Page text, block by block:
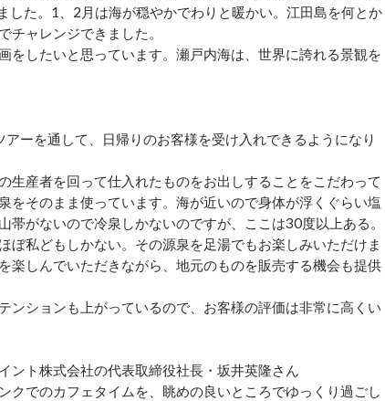
した。1、2月は海が穏やかでわりと暖かい。江田島を何とか
チャレンジできました。
したいと思っています。瀬戸内海は、世界に誇れる景観を
ーを通して、日帰りのお客様を受け入れできるようになり
産者を回って仕入れたものをお出しすることをこだわって
をそのまま使っています。海が近いので身体が浮くぐらい塩
がないので冷泉しかないのですが、ここは30度以上ある。
私どもしかない。その源泉を足湯でもお楽しみいただけま
楽しんでいただきながら、地元のものを販売する機会も提供
ションも上がっているので、お客様の評価は非常に高くい
ント株式会社の代表取締役社長・坂井英隆さん
でのカフェタイムを、眺めの良いところでゆっくり過ごし